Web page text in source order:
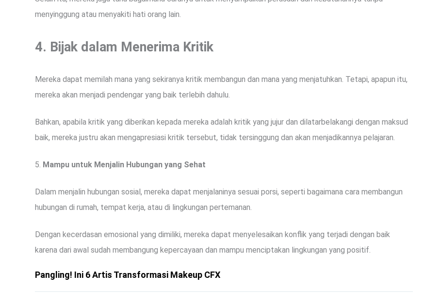
menyinggung atau menyakiti hati orang lain.
4. Bijak dalam Menerima Kritik
Mereka dapat memilah mana yang sekiranya kritik membangun dan mana yang menjatuhkan. Tetapi, apapun itu,
mereka akan menjadi pendengar yang baik terlebih dahulu.
Bahkan, apabila kritik yang diberikan kepada mereka adalah kritik yang jujur dan dilatarbelakangi dengan maksud
baik, mereka justru akan mengapresiasi kritik tersebut, tidak tersinggung dan akan menjadikannya pelajaran.
5. Mampu untuk Menjalin Hubungan yang Sehat
Dalam menjalin hubungan sosial, mereka dapat menjalaninya sesuai porsi, seperti bagaimana cara membangun
hubungan di rumah, tempat kerja, atau di lingkungan pertemanan.
Dengan kecerdasan emosional yang dimiliki, mereka dapat menyelesaikan konflik yang terjadi dengan baik
karena dari awal sudah membangung kepercayaan dan mampu menciptakan lingkungan yang positif.
Pangling! Ini 6 Artis Transformasi Makeup CFX